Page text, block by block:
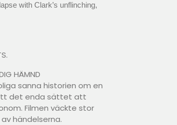
with Clark’s unflinching,
HÄMND
sanna historien om en
det enda sättet att
Filmen väckte stor
händelserna.